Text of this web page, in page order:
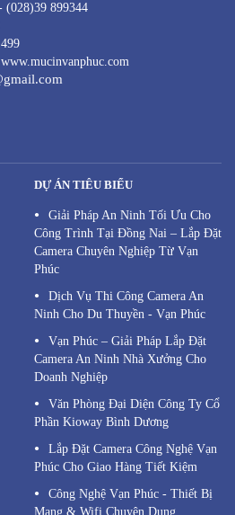
(028)39 899344
DỰ ÁN TIÊU BIỂU
Giải Pháp An Ninh Tối Ưu Cho
Công Trình Tại Đồng Nai – Lắp Đặt
Camera Chuyên Nghiệp Từ Vạn
Phúc
Dịch Vụ Thi Công Camera An
Ninh Cho Du Thuyền - Vạn Phúc
Vạn Phúc – Giải Pháp Lắp Đặt
Camera An Ninh Nhà Xưởng Cho
Doanh Nghiệp
Văn Phòng Đại Diện Công Ty Cổ
Phần Kioway Bình Dương
Lắp Đặt Camera Công Nghệ Vạn
Phúc Cho Giao Hàng Tiết Kiệm
Công Nghệ Vạn Phúc - Thiết Bị
Mạng & Wifi Chuyên Dụng